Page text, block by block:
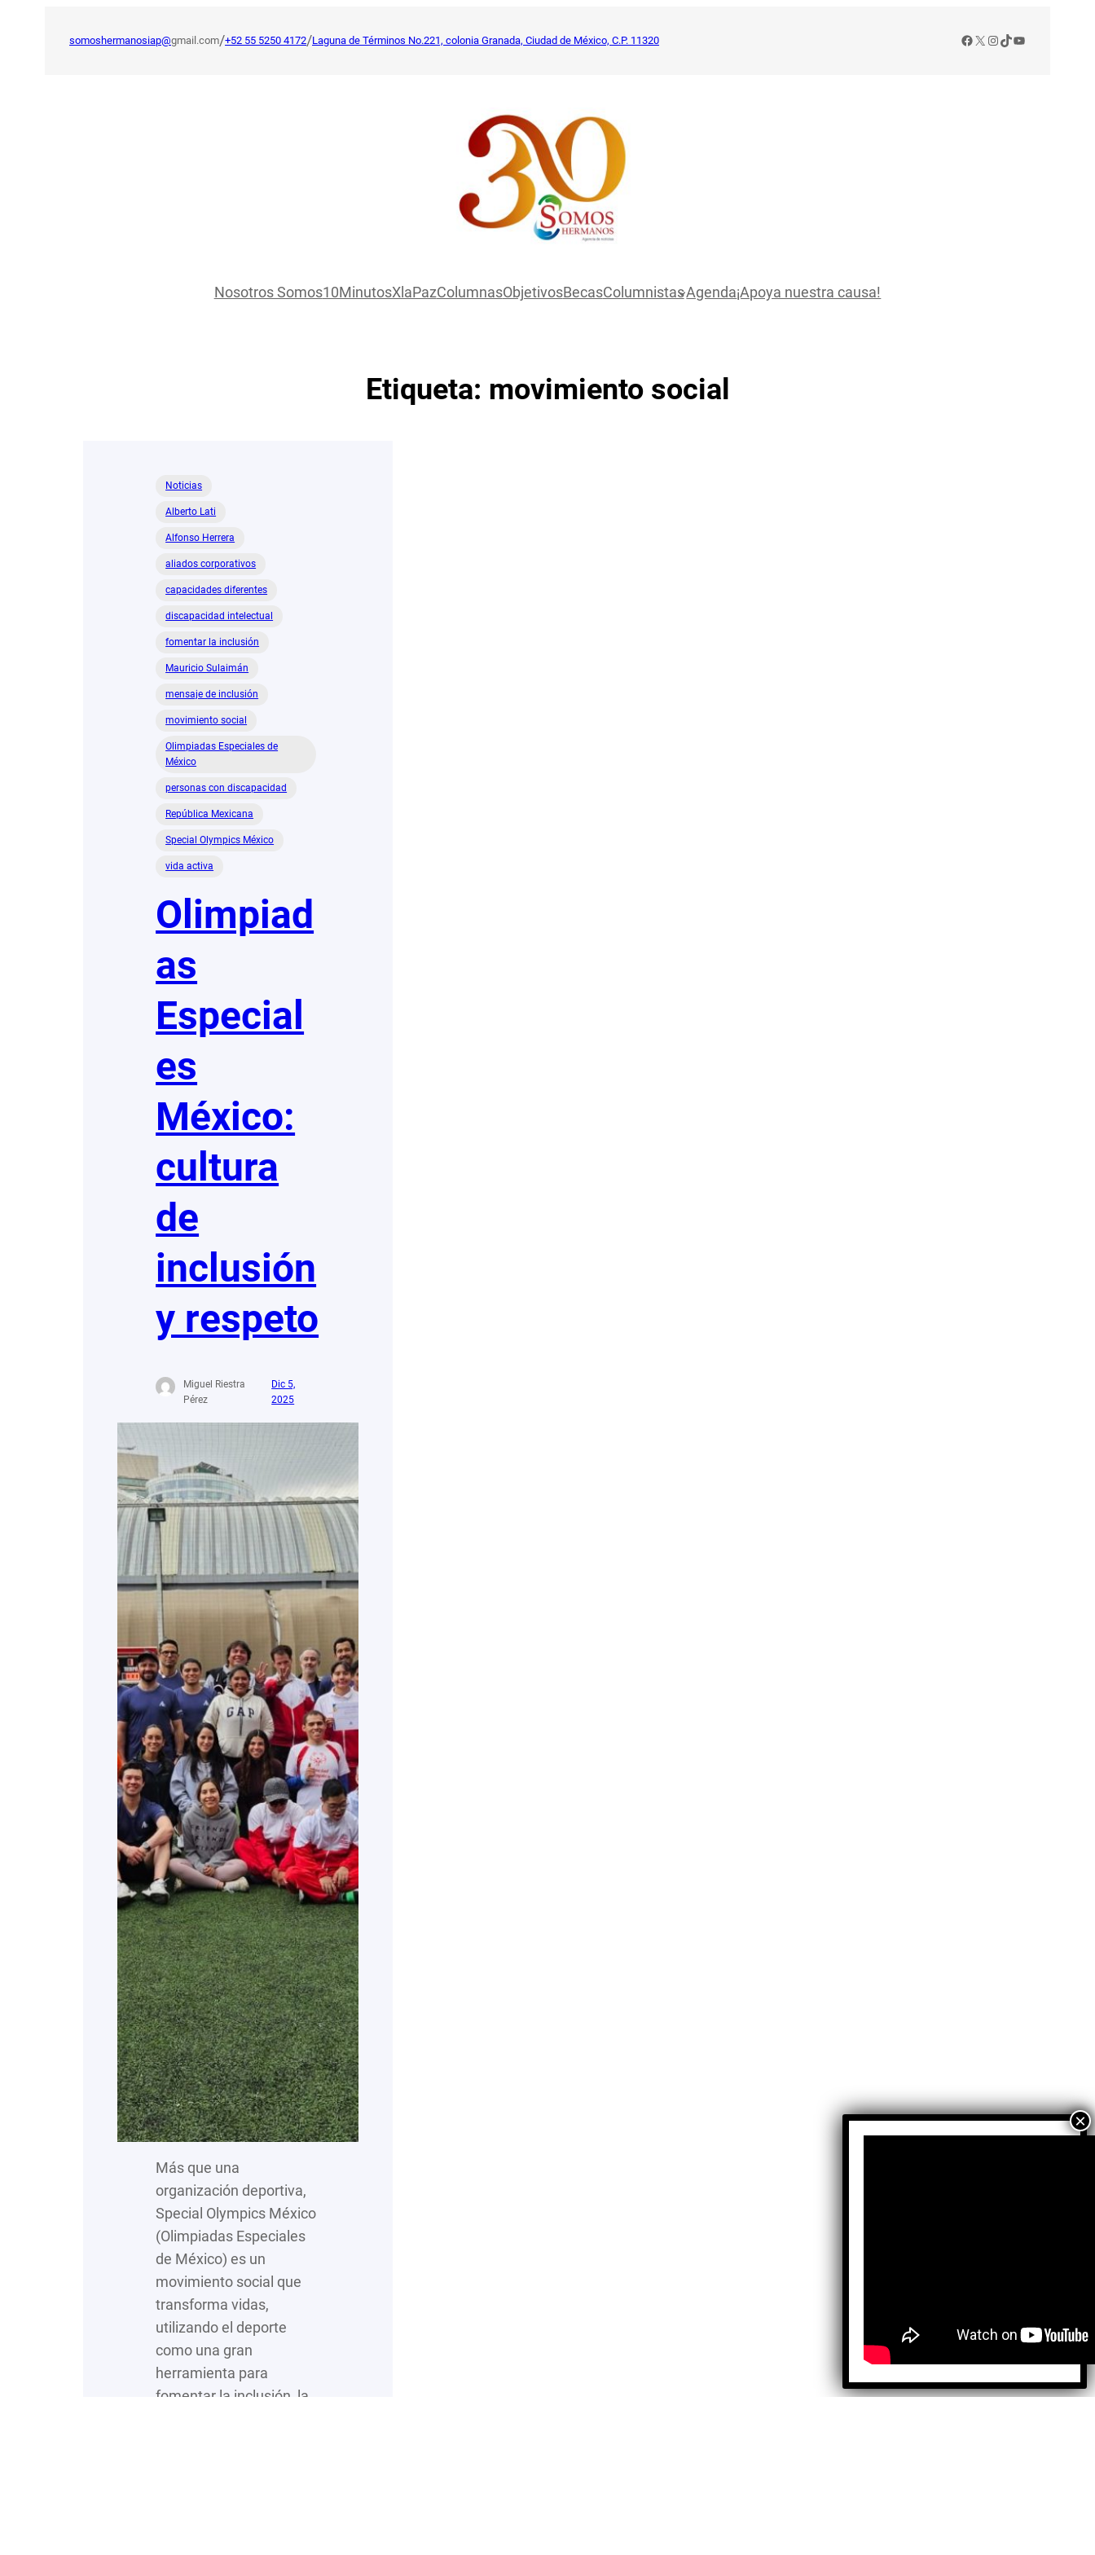
somoshermanosiap@gmail.com/+52 55 5250 4172/Laguna de Términos No.221, colonia Granada, Ciudad de México, C.P. 11320 Facebook
X Instagram
TikTok
YouTube
Nosotros Somos10MinutosXlaPazColumnasObjetivosBecasColumnistasAgenda¡Apoya nuestra causa!
Etiqueta: movimiento social
Noticias
Alberto Lati
Alfonso Herrera
aliados corporativos
capacidades diferentes
discapacidad intelectual
fomentar la inclusión
Mauricio Sulaimán
mensaje de inclusión
movimiento social
Olimpiadas Especiales de
México
personas con discapacidad
República Mexicana
Special Olympics México
vida activa
Olimpiad
as
Especial
es
México:
cultura
de
inclusión
y respeto
Miguel Riestra
Pérez
Dic 5,
2025
Más que una
organización deportiva,
Special Olympics México
(Olimpiadas Especiales
de México) es un
movimiento social que
transforma vidas,
utilizando el deporte
como una gran
herramienta para
fomentar la inclusión, la